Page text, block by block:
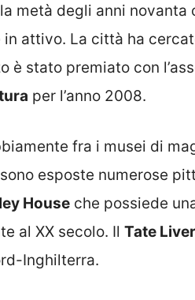
metà degli anni novanta
attivo. La città ha
è stato premiato con
per l’anno 2008.
fra i musei di
esposte numerose
House che possiede
al XX secolo. Il Tate
Inghilterra.